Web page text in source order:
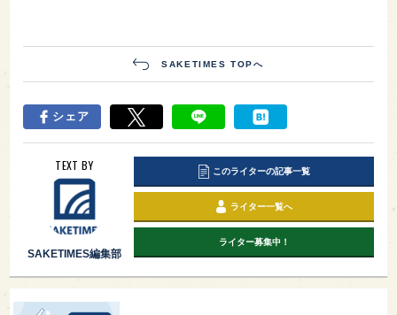
SAKETIMES TOPへ
シェア
TEXT BY
SAKETIMES編集部
このライターの記事一覧
ライター一覧へ
ライター募集中！